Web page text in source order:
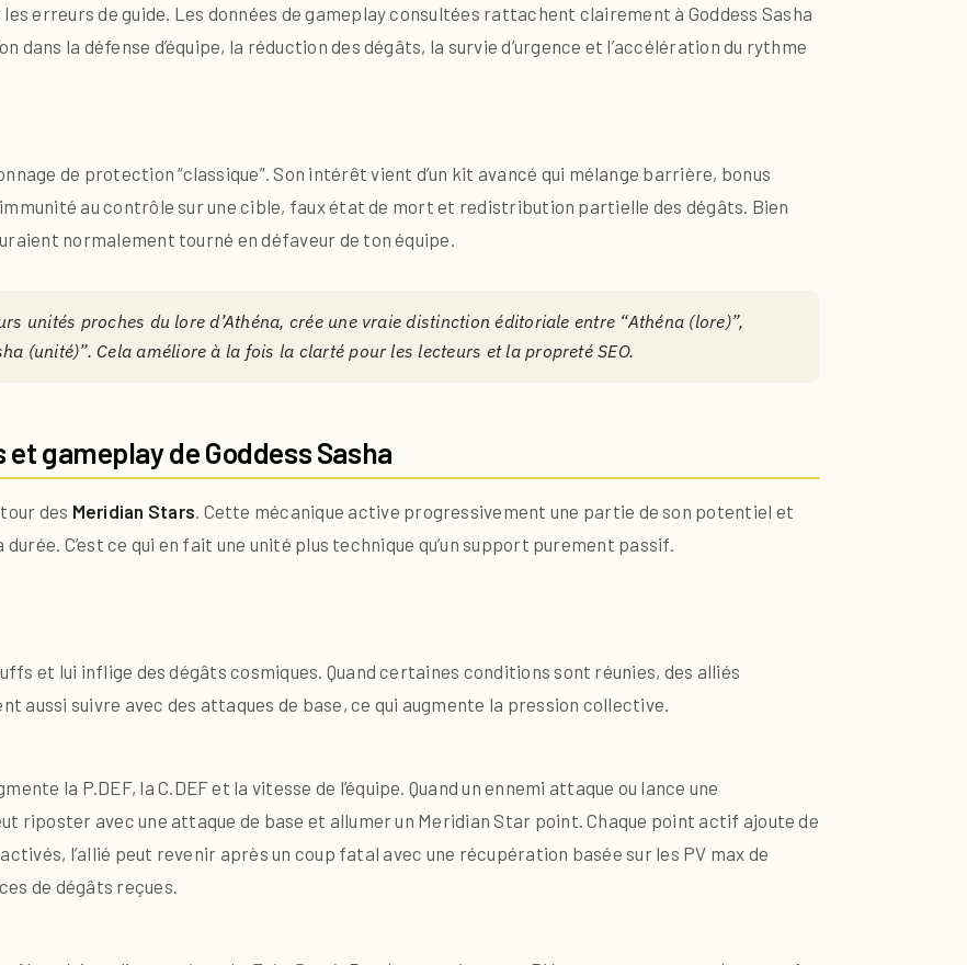
erreurs de guide. Les données de gameplay consultées rattachent clairement à Goddess Sasha
dans la défense d’équipe, la réduction des dégâts, la survie d’urgence et l’accélération du rythme
de protection “classique”. Son intérêt vient d’un kit avancé qui mélange barrière, bonus
au contrôle sur une cible, faux état de mort et redistribution partielle des dégâts. Bien
normalement tourné en défaveur de ton équipe.
unités proches du lore d’Athéna, crée une vraie distinction éditoriale entre “Athéna (lore)”,
(unité)”. Cela améliore à la fois la clarté pour les lecteurs et la propreté SEO.
gameplay de Goddess Sasha
des Meridian Stars . Cette mécanique active progressivement une partie de son potentiel et
C’est ce qui en fait une unité plus technique qu’un support purement passif.
et lui inflige des dégâts cosmiques. Quand certaines conditions sont réunies, des alliés
aussi suivre avec des attaques de base, ce qui augmente la pression collective.
la P.DEF, la C.DEF et la vitesse de l’équipe. Quand un ennemi attaque ou lance une
riposter avec une attaque de base et allumer un Meridian Star point. Chaque point actif ajoute de
l’allié peut revenir après un coup fatal avec une récupération basée sur les PV max de
de dégâts reçues.